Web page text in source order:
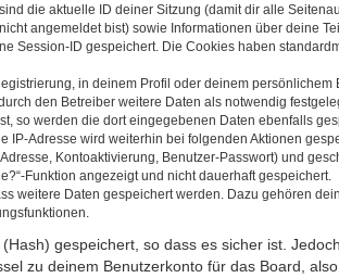
die aktuelle ID deiner Sitzung (damit dir alle
angemeldet bist) sowie Informationen über deine
Session-ID gespeichert. Die Cookies haben
in deinem Profil oder deinem
den Betreiber weitere Daten als notwendig
so werden die dort eingegebenen Daten ebenfalls
IP-Adresse wird weiterhin bei folgenden Aktionen
Kontoaktivierung, Benutzer-Passwort) und
Funktion angezeigt und nicht dauerhaft gespeichert.
weitere Daten gespeichert werden. Dazu gehören
gespeichert, so dass es sicher ist.
zu deinem Benutzerkonto für das Board,